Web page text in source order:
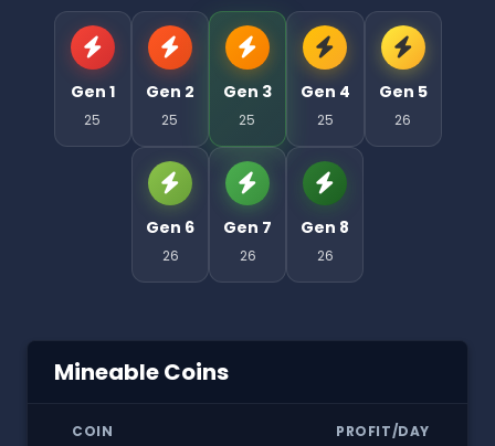
Gen 1
25
Gen 2
25
Gen 3
25
Gen 4
25
Gen 5
26
Gen 6
26
Gen 7
26
Gen 8
26
Mineable Coins
COIN PROFIT/DAY